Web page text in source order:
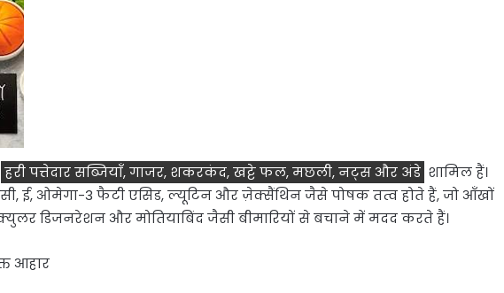
हरी पत्तेदार सब्जियाँ, गाजर, शकरकंद, खट्टे फल, मछली, नट्स और अंडे शामिल हैं।
सी, ई, ओमेगा-3 फैटी एसिड, ल्यूटिन और ज़ेक्सैंथिन जैसे पोषक तत्व होते हैं, जो आँखों
डिजनरेशन और मोतियाबिंद जैसी बीमारियों से बचाने में मदद करते हैं।
आहार